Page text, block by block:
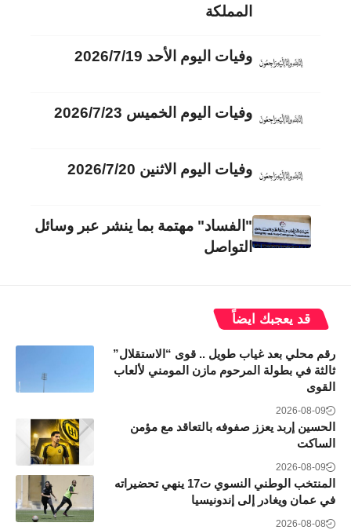
المملكة
وفيات اليوم الأحد 2026/7/19
وفيات اليوم الخميس 2026/7/23
وفيات اليوم الاثنين 2026/7/20
"الفساد" مهتمة بما ينشر عبر وسائل
التواصل
قد يعجبك ايضاً
رقم محلي بعد غياب طويل .. قوى “الاستقلال”
ثالثة في بطولة المرحوم مازن المومني لألعاب
القوى
2026-08-09
الحسين إربد يعزز صفوفه بالتعاقد مع مؤمن
الساكت
2026-08-09
المنتخب الوطني النسوي ت17 ينهي تحضيراته
في عمان ويغادر إلى إندونيسيا
2026-08-08